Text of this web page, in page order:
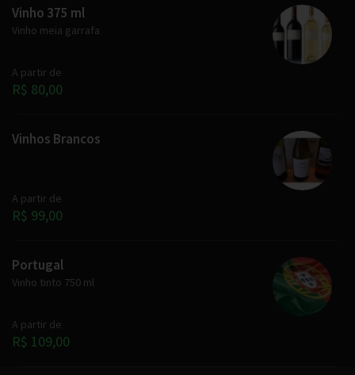
Vinho 375 ml
Vinho meia garrafa
A partir de
R$ 80,00
Vinhos Brancos
A partir de
R$ 99,00
Portugal
Vinho tinto 750 ml
A partir de
R$ 109,00